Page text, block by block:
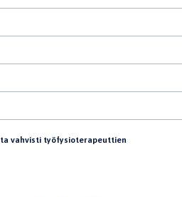
vahvisti työfysioterapeuttien